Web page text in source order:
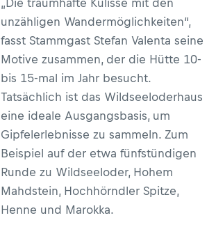
unzähligen Wandermöglichkeiten“,
fasst Stammgast Stefan Valenta seine
Motive zusammen, der die Hütte 10-
bis 15-mal im Jahr besucht.
Tatsächlich ist das Wildseeloderhaus
eine ideale Ausgangsbasis, um
Gipfelerlebnisse zu sammeln. Zum
Beispiel auf der etwa fünfstündigen
Runde zu Wildseeloder, Hohem
Mahdstein, Hochhörndler Spitze,
Henne und Marokka.